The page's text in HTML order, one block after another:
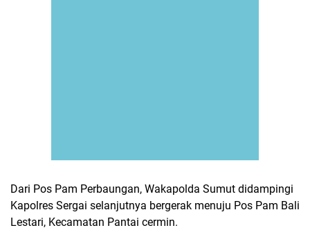
Dari Pos Pam Perbaungan, Wakapolda Sumut didampingi
Kapolres Sergai selanjutnya bergerak menuju Pos Pam Bali
Lestari, Kecamatan Pantai cermin.